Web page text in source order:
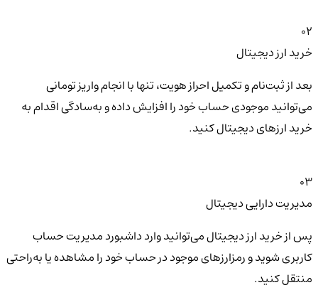
02
خرید ارز دیجیتال
بعد از ثبت‌نام و تکمیل احراز هویت، تنها با انجام واریز تومانی
می‌توانید موجودی حساب خود را افزایش داده و به‌سادگی اقدام به
خرید ارزهای دیجیتال کنید.
03
مدیریت دارایی دیجیتال
پس از خرید ارز دیجیتال می‌توانید وارد داشبورد مدیریت حساب
کاربری شوید و رمزارزهای موجود در حساب خود را مشاهده یا به‌راحتی
منتقل کنید.